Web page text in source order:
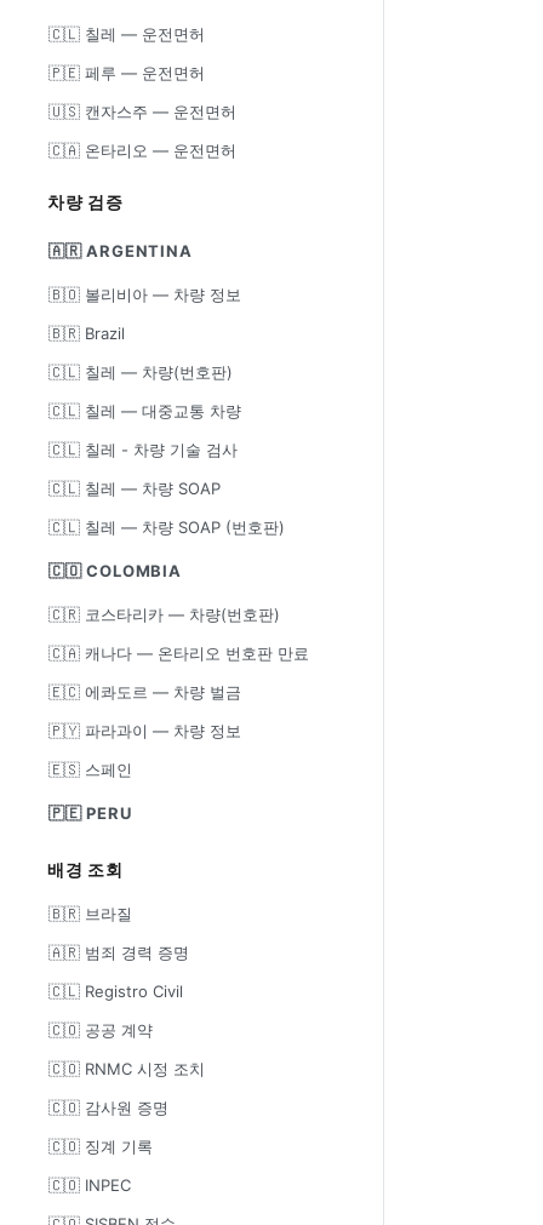
🇨🇱 칠레 — 운전면허
🇵🇪 페루 — 운전면허
🇺🇸 캔자스주 — 운전면허
🇨🇦 온타리오 — 운전면허
차량 검증
🇦🇷 ARGENTINA
🇧🇴 볼리비아 — 차량 정보
🇧🇷 Brazil
🇨🇱 칠레 — 차량(번호판)
🇨🇱 칠레 — 대중교통 차량
🇨🇱 칠레 - 차량 기술 검사
🇨🇱 칠레 — 차량 SOAP
🇨🇱 칠레 — 차량 SOAP (번호판)
🇨🇴 COLOMBIA
🇨🇷 코스타리카 — 차량(번호판)
🇨🇦 캐나다 — 온타리오 번호판 만료
🇪🇨 에콰도르 — 차량 벌금
🇵🇾 파라과이 — 차량 정보
🇪🇸 스페인
🇵🇪 PERU
배경 조회
🇧🇷 브라질
🇦🇷 범죄 경력 증명
🇨🇱 Registro Civil
🇨🇴 공공 계약
🇨🇴 RNMC 시정 조치
🇨🇴 감사원 증명
🇨🇴 징계 기록
🇨🇴 INPEC